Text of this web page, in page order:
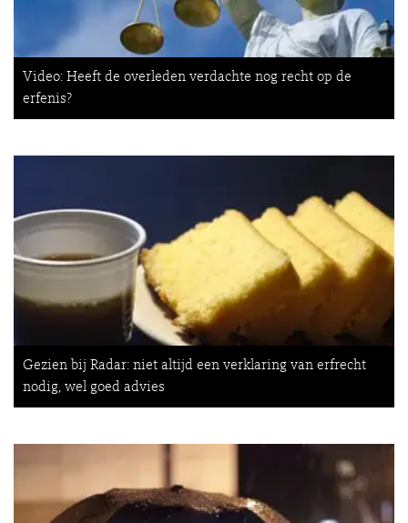
Video: Heeft de overleden verdachte nog recht op de
erfenis?
Gezien bij Radar: niet altijd een verklaring van erfrecht
nodig, wel goed advies